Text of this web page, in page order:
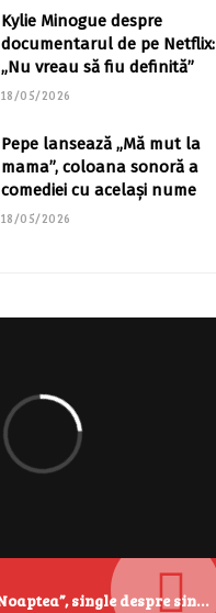
Kylie Minogue despre
documentarul de pe Netflix:
„Nu vreau să fiu definită”
18/05/2026
Pepe lansează „Mă mut la
mama”, coloana sonoră a
comediei cu același nume
18/05/2026
EMAA lansează „Noaptea”, single despre singurătate și emoțiile care se aud cel mai clar după miezul nopții